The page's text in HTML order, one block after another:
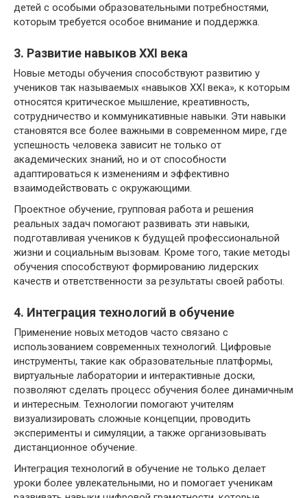
детей с особыми образовательными потребностями,
которым требуется особое внимание и поддержка.
3. Развитие навыков XXI века
Новые методы обучения способствуют развитию у
учеников так называемых «навыков XXI века», к которым
относятся критическое мышление, креативность,
сотрудничество и коммуникативные навыки. Эти навыки
становятся все более важными в современном мире, где
успешность человека зависит не только от
академических знаний, но и от способности
адаптироваться к изменениям и эффективно
взаимодействовать с окружающими.
Проектное обучение, групповая работа и решения
реальных задач помогают развивать эти навыки,
подготавливая учеников к будущей профессиональной
жизни и социальным вызовам. Кроме того, такие методы
обучения способствуют формированию лидерских
качеств и ответственности за результаты своей работы.
4. Интеграция технологий в обучение
Применение новых методов часто связано с
использованием современных технологий. Цифровые
инструменты, такие как образовательные платформы,
виртуальные лаборатории и интерактивные доски,
позволяют сделать процесс обучения более динамичным
и интересным. Технологии помогают учителям
визуализировать сложные концепции, проводить
эксперименты и симуляции, а также организовывать
дистанционное обучение.
Интеграция технологий в обучение не только делает
уроки более увлекательными, но и помогает ученикам